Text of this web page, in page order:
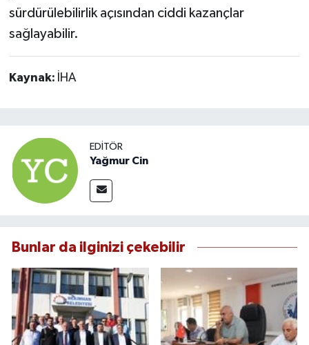
sürdürülebilirlik açısından ciddi kazançlar
sağlayabilir.
Kaynak: İHA
EDITÖR
Yağmur Cin
Bunlar da ilginizi çekebilir